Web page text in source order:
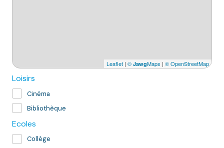
Leaflet | © JawgMaps | © OpenStreetMap
Loisirs
Cinéma
Bibliothèque
Ecoles
Collège